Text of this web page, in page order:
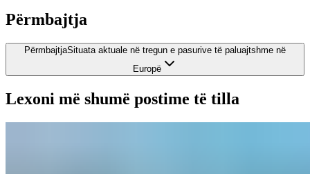
Përmbajtja
PërmbajtjaSituata aktuale në tregun e pasurive të paluajtshme në
Europë
Lexoni më shumë postime të tilla